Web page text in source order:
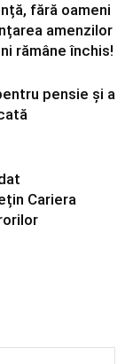
fără oameni
amenzilor
rămâne închis!
pensie și a
Cariera